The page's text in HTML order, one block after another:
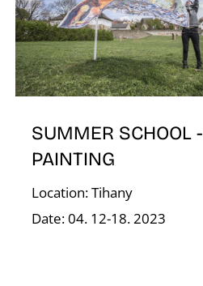
SUMMER SCHOOL -
PAINTING
Location: Tihany
Date: 04. 12-18. 2023